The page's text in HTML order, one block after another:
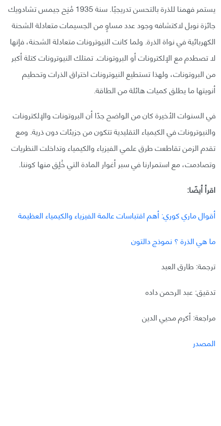
يستمر فهمنا للذرة بالتحسن تدريجيًا. سنة 1935 مُنِح جيمس تشادويك
جائزة نوبل لاكتشافه وجود عدد مساوٍ من الجسيمات متعادلة الشحنة
الكهربائية في نواة الذرة. ولما كانت النيوترونات متعادلة الشحنة، فإنها
لا تصطدم مع الإلكترونات أو البروتونات. تمتلك النيوترونات كتلة أكبر
من البروتونات، ولهذا تستطيع النيوترونات اختراق الذرات وتحطيم
أنويتها ما يطلق كميات هائلة من الطاقة.
في السنوات الأخيرة كان من الواضح جدًا أن البروتونات والإلكترونات
والنيوترونات في الكيمياء التقليدية تتكون من جزيئات دون ذرية. ومع
تقدم الزمن تقاطعت طرق علمي الفيزياء والكيمياء وتداخلت النظريات
وتصادمت، مع استمرارنا في سبر أغوار المادة التي خُلِق منها كوننا.
اقرأ أيضًا:
أقوال ماري كوري: أهم اقتباسات عالمة الفيزياء والكيمياء العظيمة
ما هي الذرة ؟ نموذج دالتون
ترجمة: طارق العبد
تدقيق: عبد الرحمن داده
مراجعة: أكرم محيي الدين
المصدر